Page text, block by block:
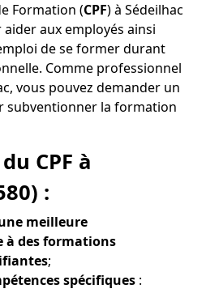
Formation (CPF) à Sédeilhac
aux employés ainsi
de se former durant
Comme professionnel
vous pouvez demander un
subventionner la formation
CPF à
:
meilleure
à des formations
;
spécifiques :